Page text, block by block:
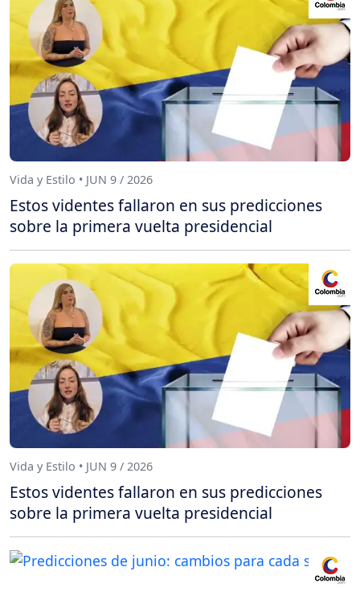
Vida y Estilo • JUN 9 / 2026
Estos videntes fallaron en sus predicciones
sobre la primera vuelta presidencial
Vida y Estilo • JUN 9 / 2026
Estos videntes fallaron en sus predicciones
sobre la primera vuelta presidencial